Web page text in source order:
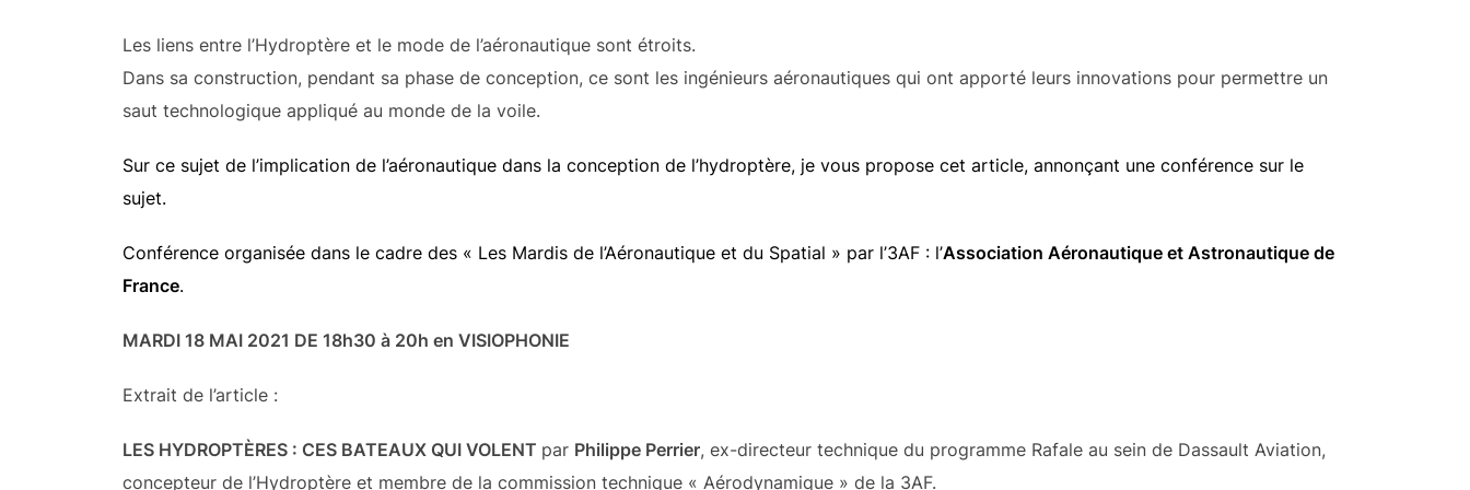
Les liens entre l’Hydroptère et le mode de l’aéronautique sont étroits.
Dans sa construction, pendant sa phase de conception, ce sont les ingénieurs aéronautiques qui ont apporté leurs innovations pour permettre un
saut technologique appliqué au monde de la voile.
Sur ce sujet de l’implication de l’aéronautique dans la conception de l’hydroptère, je vous propose cet article, annonçant une conférence sur le
sujet.
Conférence organisée dans le cadre des « Les Mardis de l’Aéronautique et du Spatial » par l’3AF : l’Association Aéronautique et Astronautique de
France.
MARDI 18 MAI 2021 DE 18h30 à 20h en VISIOPHONIE
Extrait de l’article :
LES HYDROPTÈRES : CES BATEAUX QUI VOLENT par Philippe Perrier, ex-directeur technique du programme Rafale au sein de Dassault Aviation,
concepteur de l’Hydroptère et membre de la commission technique « Aérodynamique » de la 3AF.